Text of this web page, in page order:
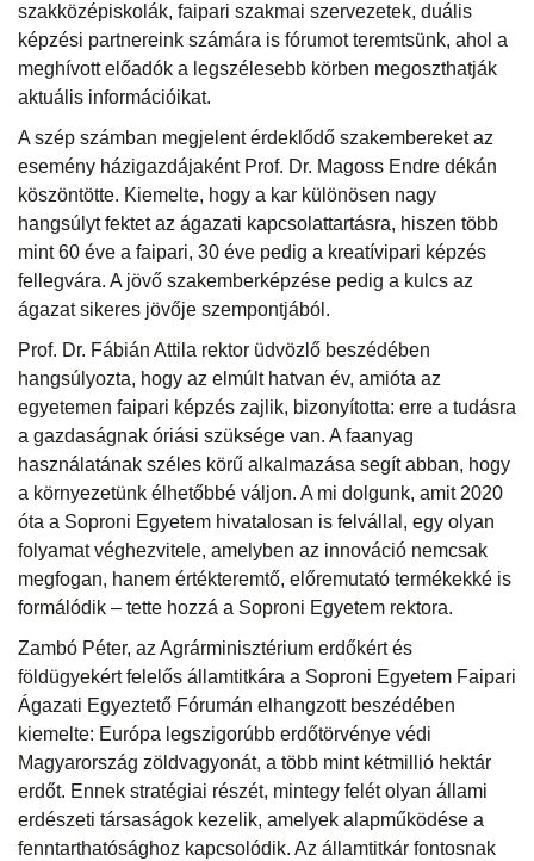
szakközépiskolák, faipari szakmai szervezetek, duális
képzési partnereink számára is fórumot teremtsünk, ahol a
meghívott előadók a legszélesebb körben megoszthatják
aktuális információikat.
A szép számban megjelent érdeklődő szakembereket az
esemény házigazdájaként Prof. Dr. Magoss Endre dékán
köszöntötte. Kiemelte, hogy a kar különösen nagy
hangsúlyt fektet az ágazati kapcsolattartásra, hiszen több
mint 60 éve a faipari, 30 éve pedig a kreatívipari képzés
fellegvára. A jövő szakemberképzése pedig a kulcs az
ágazat sikeres jövője szempontjából.
Prof. Dr. Fábián Attila rektor üdvözlő beszédében
hangsúlyozta, hogy az elmúlt hatvan év, amióta az
egyetemen faipari képzés zajlik, bizonyította: erre a tudásra
a gazdaságnak óriási szüksége van. A faanyag
használatának széles körű alkalmazása segít abban, hogy
a környezetünk élhetőbbé váljon. A mi dolgunk, amit 2020
óta a Soproni Egyetem hivatalosan is felvállal, egy olyan
folyamat véghezvitele, amelyben az innováció nemcsak
megfogan, hanem értékteremtő, előremutató termékekké is
formálódik – tette hozzá a Soproni Egyetem rektora.
Zambó Péter, az Agrárminisztérium erdőkért és
földügyekért felelős államtitkára a Soproni Egyetem Faipari
Ágazati Egyeztető Fórumán elhangzott beszédében
kiemelte: Európa legszigorúbb erdőtörvénye védi
Magyarország zöldvagyonát, a több mint kétmillió hektár
erdőt. Ennek stratégiai részét, mintegy felét olyan állami
erdészeti társaságok kezelik, amelyek alapműködése a
fenntarthatósághoz kapcsolódik. Az államtitkár fontosnak